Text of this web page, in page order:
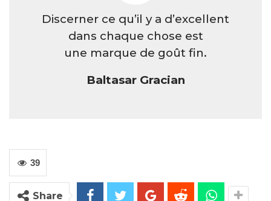
Discerner ce qu’il y a d’excellent
dans chaque chose est
une marque de goût fin.
Baltasar Gracian
39
Share